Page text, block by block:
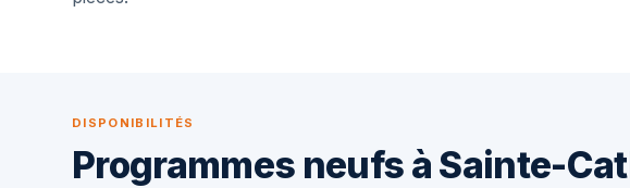
DISPONIBILITÉS
Programmes neufs à Sainte-